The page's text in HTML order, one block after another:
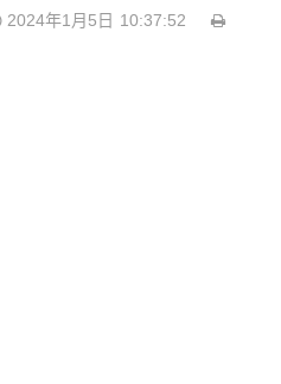
2024年1月5日 10:37:52